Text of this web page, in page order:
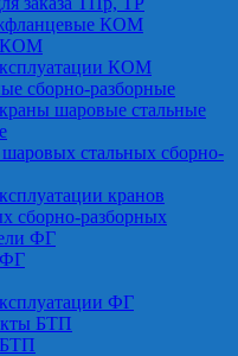
КОМ
КОМ
КОМ
сборно-разборные
шаровые стальные
стальных сборно-
кранов
сборно-разборных
ФГ
ФГ
ФГ
БТП